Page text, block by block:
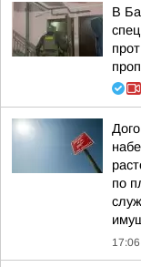
В
по
17:06